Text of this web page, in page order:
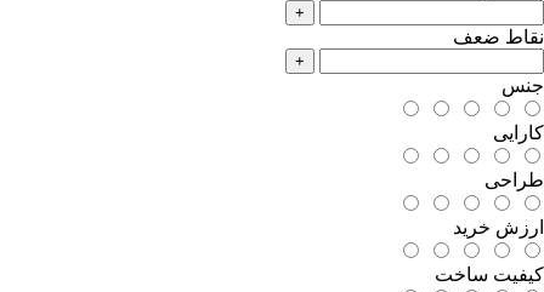
+
نقاط ضعف
+
جنس
کارایی
طراحی
ارزش خرید
کیفیت ساخت